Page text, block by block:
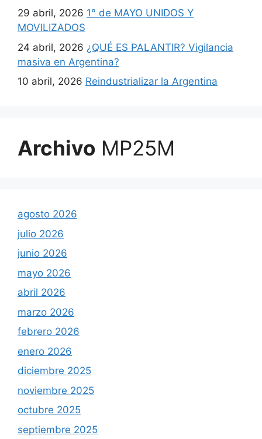
29 abril, 2026 1° de MAYO UNIDOS Y
MOVILIZADOS
24 abril, 2026 ¿QUÉ ES PALANTIR? Vigilancia
masiva en Argentina?
10 abril, 2026 Reindustrializar la Argentina
Archivo MP25M
agosto 2026
julio 2026
junio 2026
mayo 2026
abril 2026
marzo 2026
febrero 2026
enero 2026
diciembre 2025
noviembre 2025
octubre 2025
septiembre 2025